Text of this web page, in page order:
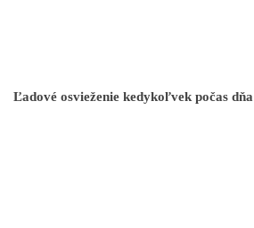
Ľadové osvieženie kedykoľvek počas dňa